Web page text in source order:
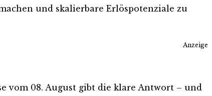
und skalierbare Erlöspotenziale zu
Anzeige
vom 08. August gibt die klare Antwort – und